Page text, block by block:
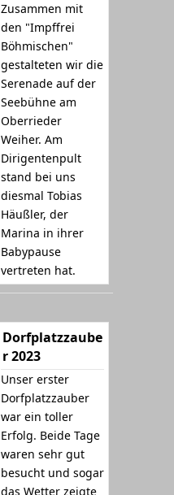
Zusammen mit
den "Impffrei
Böhmischen"
gestalteten wir die
Serenade auf der
Seebühne am
Oberrieder
Weiher. Am
Dirigentenpult
stand bei uns
diesmal Tobias
Häußler, der
Marina in ihrer
Babypause
vertreten hat.
Dorfplatzzaube
r 2023
Unser erster
Dorfplatzzauber
war ein toller
Erfolg. Beide Tage
waren sehr gut
besucht und sogar
das Wetter zeigte